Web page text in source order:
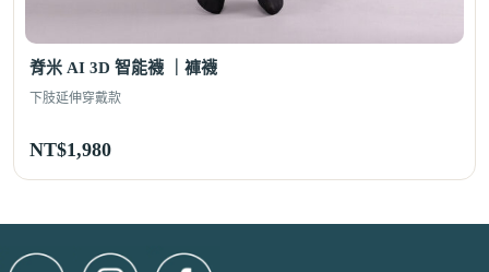
脊米 AI 3D 智能襪 ｜褲襪
下肢延伸穿戴款
NT$1,980